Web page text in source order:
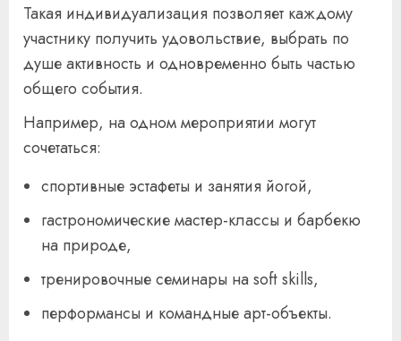
Такая индивидуализация позволяет каждому
участнику получить удовольствие, выбрать по
душе активность и одновременно быть частью
общего события.
Например, на одном мероприятии могут
сочетаться:
спортивные эстафеты и занятия йогой,
гастрономические мастер-классы и барбекю
на природе,
тренировочные семинары на soft skills,
перформансы и командные арт-объекты.